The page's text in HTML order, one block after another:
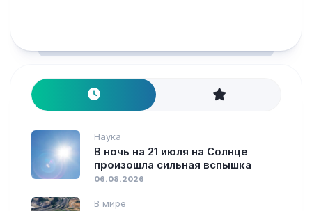
Наука
В ночь на 21 июля на Солнце
произошла сильная вспышка
06.08.2026
В мире